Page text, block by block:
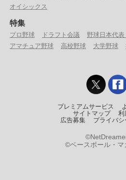
オイシックス
特集
プロ野球 ドラフト会議
野球日本代
アマチュア野球
高校野球 大学野球
プレミアムサービス
サイトマップ
利
広告募集
プライバ
©ベースボール・マ